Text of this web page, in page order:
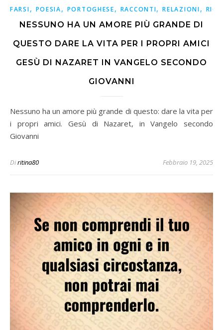
FARSI, POESIA, PORTOGHESE, RACCONTI,RELAZIONI,
NESSUNO HA UN AMORE PIÙ GRANDE DI
QUESTO DARE LA VITA PER I PROPRI AMICI
GESÙ DI NAZARET IN VANGELO SECONDO
GIOVANNI
Nessuno ha un amore più grande di questo: dare la vita per
i propri amici. Gesù di Nazaret, in Vangelo secondo
Giovanni
Diritina80 Febbraio 19, 2025